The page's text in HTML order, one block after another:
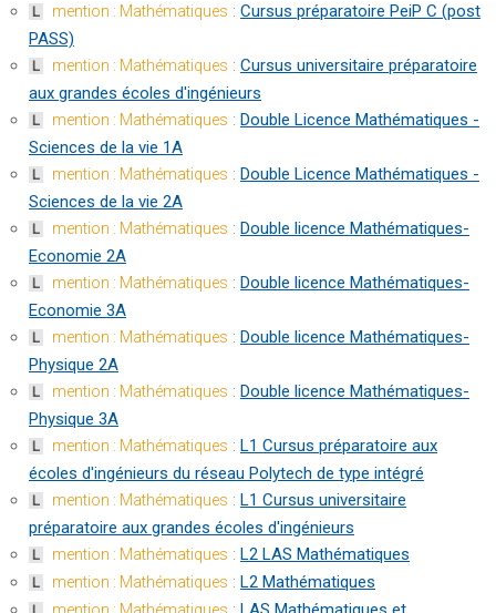
L mention : Mathématiques : Cursus préparatoire PeiP C (post
PASS)
L mention : Mathématiques : Cursus universitaire préparatoire
aux grandes écoles d'ingénieurs
L mention : Mathématiques : Double Licence Mathématiques -
Sciences de la vie 1A
L mention : Mathématiques : Double Licence Mathématiques -
Sciences de la vie 2A
L mention : Mathématiques : Double licence Mathématiques-
Economie 2A
L mention : Mathématiques : Double licence Mathématiques-
Economie 3A
L mention : Mathématiques : Double licence Mathématiques-
Physique 2A
L mention : Mathématiques : Double licence Mathématiques-
Physique 3A
L mention : Mathématiques : L1 Cursus préparatoire aux
écoles d'ingénieurs du réseau Polytech de type intégré
L mention : Mathématiques : L1 Cursus universitaire
préparatoire aux grandes écoles d'ingénieurs
L mention : Mathématiques : L2 LAS Mathématiques
L mention : Mathématiques : L2 Mathématiques